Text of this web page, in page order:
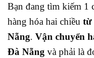
Bạn đang tìm kiếm 1
hàng hóa hai chiều từ
Nẵng. Vận chuyển
Đà Nẵng và phải là